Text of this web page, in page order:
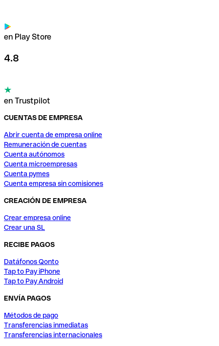
en Play Store
4.8
en Trustpilot
CUENTAS DE EMPRESA
Abrir cuenta de empresa online
Remuneración de cuentas
Cuenta autónomos
Cuenta microempresas
Cuenta pymes
Cuenta empresa sin comisiones
CREACIÓN DE EMPRESA
Crear empresa online
Crear una SL
RECIBE PAGOS
Datáfonos Qonto
Tap to Pay iPhone
Tap to Pay Android
ENVÍA PAGOS
Métodos de pago
Transferencias inmediatas
Transferencias internacionales